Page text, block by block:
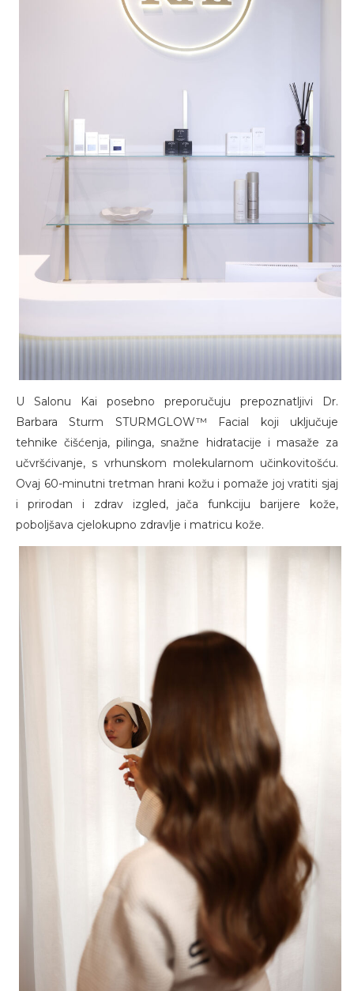
U Salonu Kai posebno preporučuju prepoznatljivi Dr.
Barbara Sturm STURMGLOW™ Facial koji uključuje
tehnike čišćenja, pilinga, snažne hidratacije i masaže za
učvršćivanje, s vrhunskom molekularnom učinkovitošću.
Ovaj 60-minutni tretman hrani kožu i pomaže joj vratiti sjaj
i prirodan i zdrav izgled, jača funkciju barijere kože,
poboljšava cjelokupno zdravlje i matricu kože.